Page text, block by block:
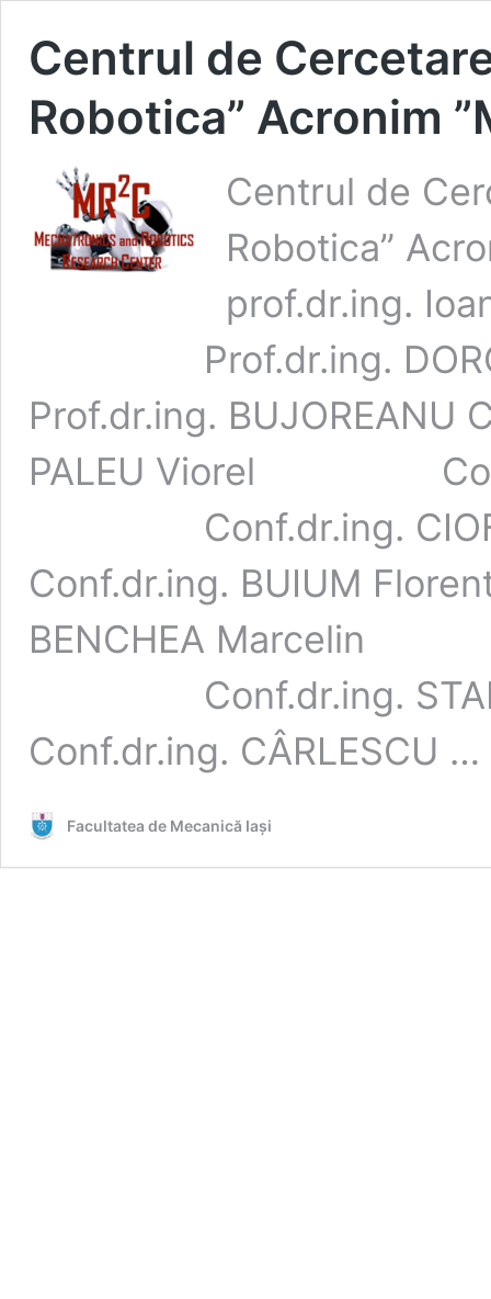
Centrul de
Robotica” Acronim
Centrul de
Robotica”
prof.dr.ing.
Prof.dr.ing.
Prof.dr.ing.
PALEU Viorel
Conf.dr.ing.
Conf.dr.ing. BUIUM
BENCHEA Marcelin
Conf.dr.ing.
Conf.dr.ing. CÂRLESCU …
Facultatea de Mecanică Iaşi